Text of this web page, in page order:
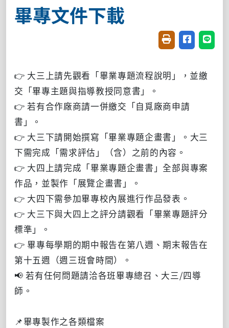
畢專文件下載
友善列印(開新視
分享至臉書
分享
👉 大三上請先觀看「畢業專題流程說明」，並繳
交「畢專主題與指導教授同意書」。
👉若有合作廠商請一併繳交「自覓廠商申請
書」。
👉 大三下請開始撰寫 「畢業專題企畫書 」
。大三
下需完成 「需求評估 」（含）之前的內容 。
👉 大四上請完成 「畢業專題企畫書 」全部與專案
作品，並製作 「展覽企畫書 」
。
👉 大四下需參加畢專校內展進行作品發表。
👉 大三下與大四上之評分請觀看 「畢業專題評分
標準 」
。
👉 畢專每學期的期中報告在第八週、期末報告在
第十五週（週三班會時間）
。
📢 若有任何問題請洽各班畢專總召、大三/四導
師。
📌畢專製作之各類檔案